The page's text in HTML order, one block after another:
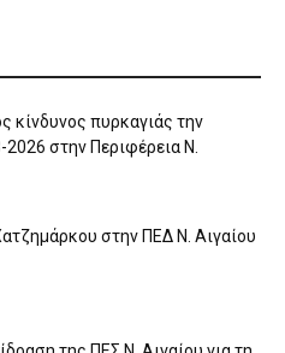
κίνδυνος πυρκαγιάς την
στην Περιφέρεια Ν.
στην ΠΕΔ Ν. Αιγαίου